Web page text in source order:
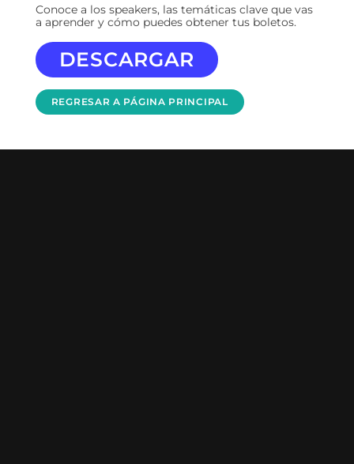
Conoce a los speakers, las temáticas clave que vas
a aprender y cómo puedes obtener tus boletos.
DESCARGAR
REGRESAR A PÁGINA PRINCIPAL